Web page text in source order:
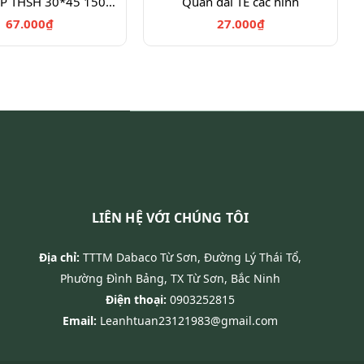
67.000₫
27.000₫
LIÊN HỆ VỚI CHÚNG TÔI
Địa chỉ: TTTM Dabaco Từ Sơn, Đường Lý Thái Tổ,
Phường Đình Bảng, TX Từ Sơn, Bắc Ninh
Điện thoại: 0903252815
Email: Leanhtuan23121983@gmail.com